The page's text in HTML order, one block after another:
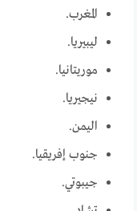
المغرب.
ليبيريا.
موريتانيا.
نيجيريا.
اليمن.
جنوب إفريقيا.
جيبوتي.